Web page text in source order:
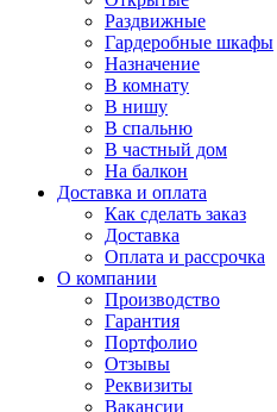
Раздвижные
Гардеробные шкафы
Назначение
В комнату
В нишу
В спальню
В частный дом
На балкон
Доставка и оплата
Как сделать заказ
Доставка
Оплата и рассрочка
О компании
Производство
Гарантия
Портфолио
Отзывы
Реквизиты
Вакансии